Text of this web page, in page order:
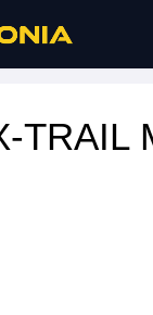
TRAIL